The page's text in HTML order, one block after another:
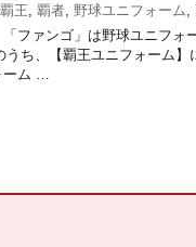
覇王, 覇者, 野球ユニフォーム,
ファンゴ」は野球ユニフォ
ち、【覇王ユニフォーム】
ーム …